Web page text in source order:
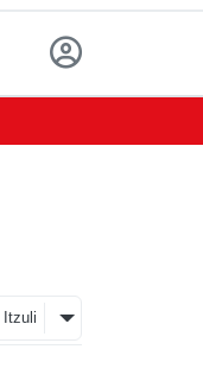
Itzuli